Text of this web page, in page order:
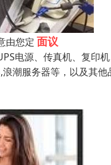
由您定 面议
电源、传真机、复印
潮服务器等，以及其